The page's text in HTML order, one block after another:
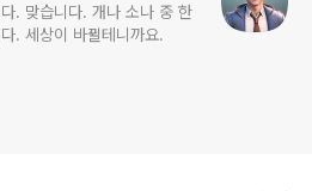
. 맞습니다. 개나 소나 중 한
. 세상이 바뀔테니까요.